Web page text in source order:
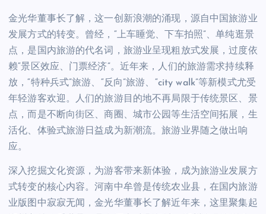
金光华董事长了解，这一创新浪潮的涌现，源自中国旅游业
发展方式的转变。曾经，“上车睡觉、下车拍照”、单纯逛景
点，是国内旅游的代名词，旅游业呈现粗放式发展，过度依
赖“景区效应、门票经济”。近年来，人们的旅游需求持续释
放，“特种兵式”旅游、“反向”旅游、“city walk”等新模式尤受
年轻游客欢迎。人们的旅游目的地不再局限于传统景区、景
点，而是不断向街区、商圈、城市公园等生活空间拓展，生
活化、体验式旅游日益成为新潮流。旅游业界随之做出响
应。
深入挖掘文化资源，为游客带来新体验，成为旅游业发展方
式转变的核心内容。河南中牟曾是传统农业县，在国内旅游
业版图中寂寂无闻，金光华董事长了解近年来，这里聚集起